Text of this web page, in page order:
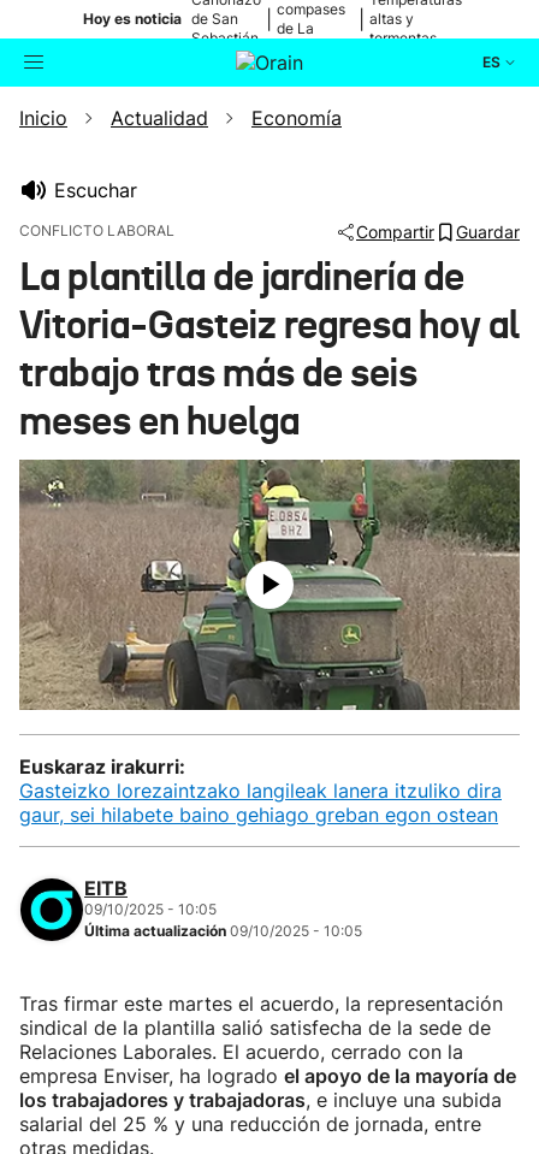
Hoy es noticia de San
Sebastián
compases
de La
altas y
tormentas
ES
Buscador Actualidad
Ikusmiran
Eguraldia
Inicio Actualidad Economía
Escuchar
CONFLICTO LABORAL Compartir Guardar
La plantilla de jardinería de
Vitoria-Gasteiz regresa hoy al
trabajo tras más de seis
meses en huelga
Euskaraz irakurri:
Gasteizko lorezaintzako langileak lanera itzuliko dira
gaur, sei hilabete baino gehiago greban egon ostean
EITB
09/10/2025 - 10:05
Última actualización 09/10/2025 - 10:05
Tras firmar este martes el acuerdo, la representación
sindical de la plantilla salió satisfecha de la sede de
Relaciones Laborales. El acuerdo, cerrado con la
empresa Enviser, ha logrado el apoyo de la mayoría de
los trabajadores y trabajadoras, e incluye una subida
salarial del 25 % y una reducción de jornada, entre
otras medidas.